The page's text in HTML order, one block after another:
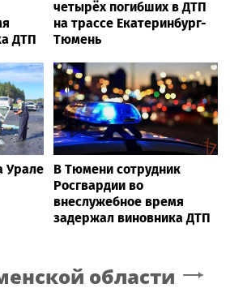
ДТП
четырёх погибших в ДТП
на трассе Екатеринбург-
Тюмень
Урале
В Тюмени сотрудник
Росгвардии во
внеслужебное время
задержал виновника ДТП
области